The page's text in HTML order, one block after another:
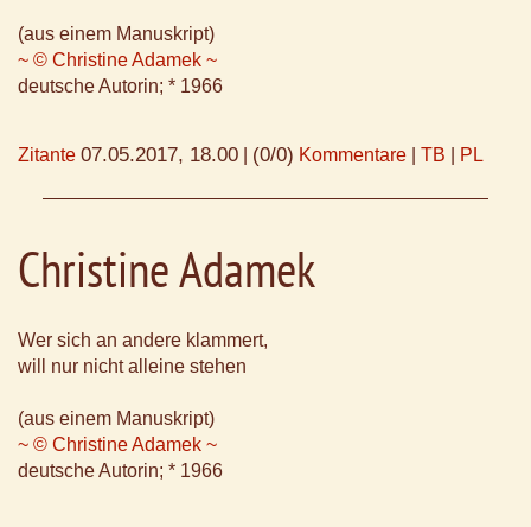
(aus einem Manuskript)
~ © Christine Adamek ~
deutsche Autorin; * 1966
Zitante 07.05.2017, 18.00 (0/0) Kommentare TB PL
Christine Adamek
Wer sich an andere klammert,
will nur nicht alleine stehen
(aus einem Manuskript)
~ © Christine Adamek ~
deutsche Autorin; * 1966